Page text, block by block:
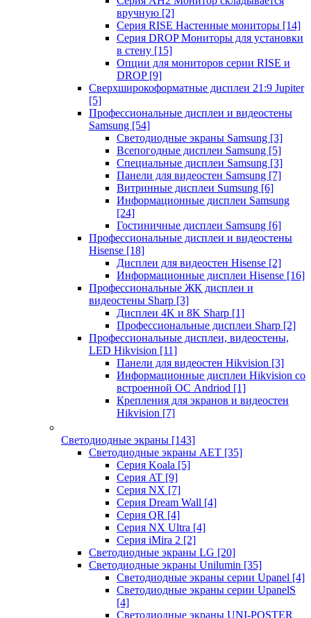
вручную [2]
Серия RISE Настенные мониторы [14]
Серия DROP Мониторы для установки
в стену [15]
Опции для мониторов серии RISE и
DROP [9]
Сверхширокоформатные дисплеи 21:9 Jupiter
[5]
Профессиональные дисплеи и видеостены
Samsung [54]
Светодиодные экраны Samsung [3]
Всепогодные дисплеи Samsung [5]
Специальные дисплеи Samsung [3]
Панели для видеостен Samsung [7]
Витринные дисплеи Sumsung [6]
Информационные дисплеи Samsung
[24]
Гостиничные дисплеи Samsung [6]
Профессиональные дисплеи и видеостены
Hisense [18]
Дисплеи для видеостен Hisense [2]
Информационные дисплеи Hisense [16]
Профессиональные ЖК дисплеи и
видеостены Sharp [3]
Дисплеи 4K и 8K Sharp [1]
Профессиональные дисплеи Sharp [2]
Профессиональные дисплеи, видеостены,
LED Hikvision [11]
Панели для видеостен Hikvision [3]
Информационные дисплеи Hikvision со
встроенной ОС Andriod [1]
Крепления для экранов и видеостен
Hikvision [7]
Светодиодные экраны [143]
Светодиодные экраны AET [35]
Cерия Koala [5]
Серия AT [9]
Серия NX [7]
Серия Dream Wall [4]
Серия QR [4]
Серия NX Ultra [4]
Серия iMira 2 [2]
Светодиодные экраны LG [20]
Светодиодные экраны Unilumin [35]
Светодиодные экраны серии Upanel [4]
Светодиодные экраны серии UpanelS
[4]
Светодиодные экраны UNI-POSTER